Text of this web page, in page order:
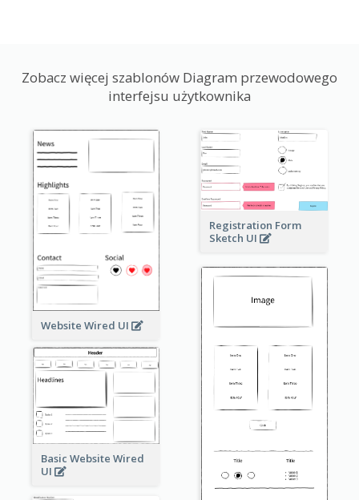
Zobacz więcej szablonów Diagram przewodowego
interfejsu użytkownika
Website Wired UI
Registration Form
Sketch UI
Basic Website Wired
UI